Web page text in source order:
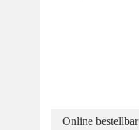
Online bestellbar